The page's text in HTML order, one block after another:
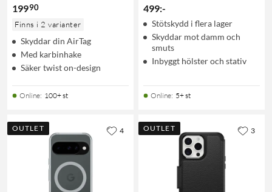
19990
Finns i 2 varianter
Skyddar din AirTag
Med karbinhake
Säker twist on-design
Online: 100+ st
499:-
Stötskydd i flera lager
Skyddar mot damm och
smuts
Inbyggt hölster och stativ
Online: 5+ st
OUTLET 4 OUTLET 3